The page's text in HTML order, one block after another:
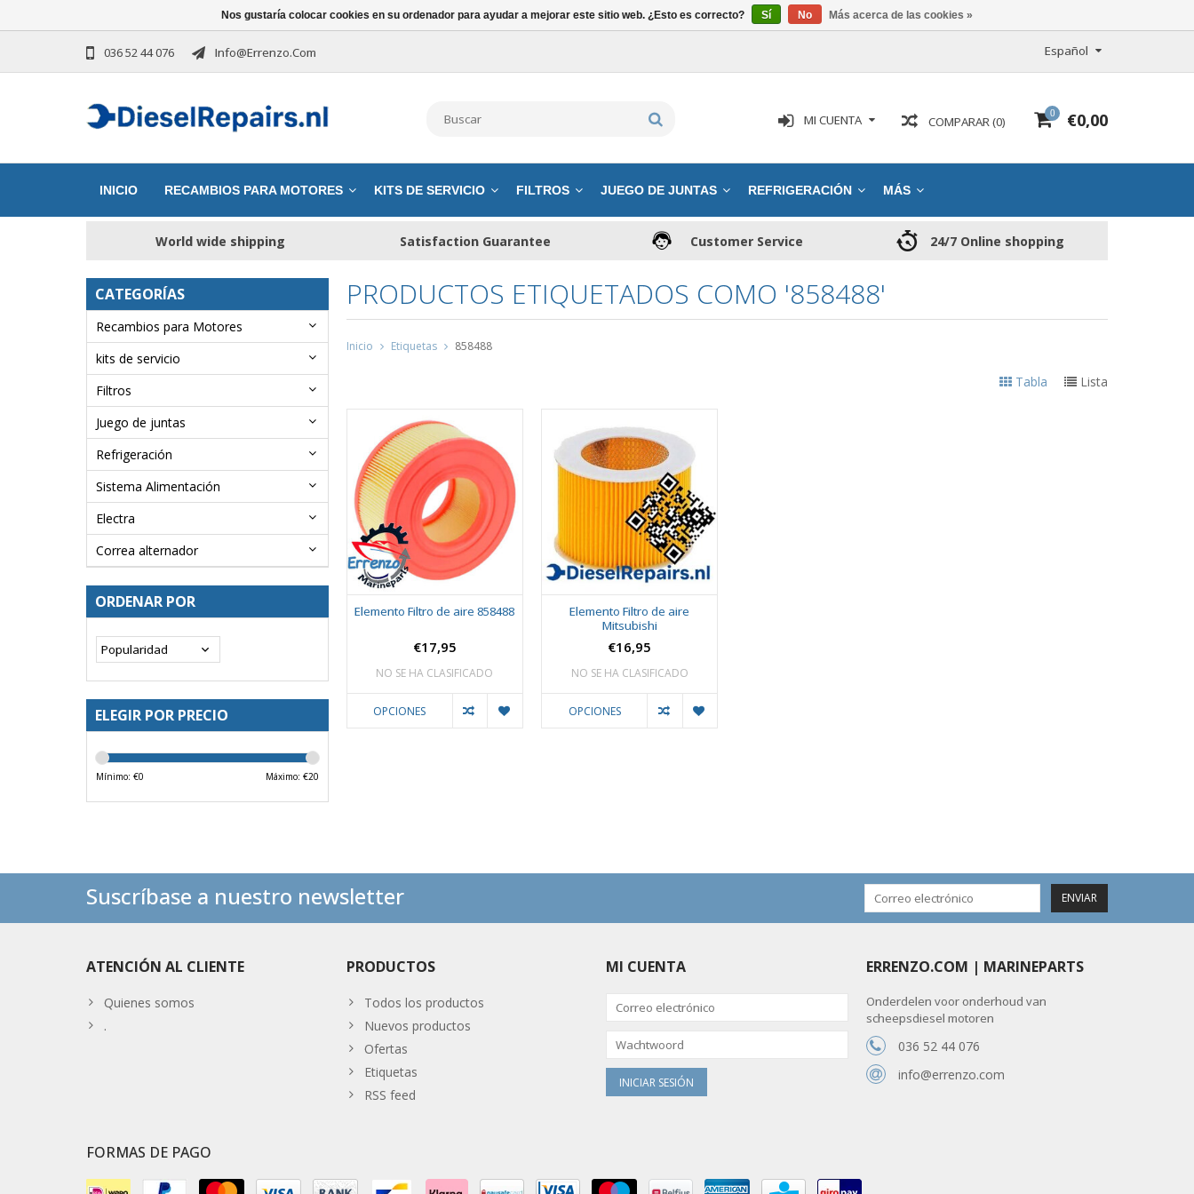
036 52 44 076 Info@errenzo.com Español
0 €0,00
COMPARAR (0)
MI CUENTA
INICIO RECAMBIOS PARA MOTORES KITS DE SERVICIO FILTROS JUEGO DE JUNTAS REFRIGERACIÓN MÁS
World wide shipping Satisfaction Guarantee Customer Service 24/7 Online shopping
CATEGORÍAS
Recambios para Motores
kits de servicio
Filtros
Juego de juntas
Refrigeración
Sistema Alimentación
Electra
Correa alternador
ORDENAR POR
ELEGIR POR PRECIO
Mínimo: €0 Máximo: €20
PRODUCTOS ETIQUETADOS COMO '858488'
Inicio Etiquetas 858488
Tabla Lista
Elemento Filtro de aire 858488
€17,95
NO SE HA CLASIFICADO
OPCIONES
Elemento Filtro de aire
Mitsubishi
€16,95
NO SE HA CLASIFICADO
OPCIONES
Suscríbase a nuestro newsletter ENVIAR
ATENCIÓN AL CLIENTE
Quienes somos
.
PRODUCTOS
Todos los productos
Nuevos productos
Ofertas
Etiquetas
RSS feed
MI CUENTA ERRENZO.COM | MARINEPARTS
Onderdelen voor onderhoud van
scheepsdiesel motoren
036 52 44 076
info@errenzo.com
FORMAS DE PAGO
Nos gustaría colocar cookies en su ordenador para ayudar a mejorar este sitio web. ¿Esto es correcto? Sí No Más acerca de las cookies »